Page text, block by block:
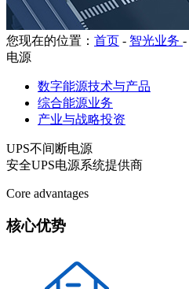
您现在的位置： 首页 - 智光业务 -
电源
数字能源技术与产品
综合能源业务
产业与战略投资
UPS不间断电源
安全UPS电源系统提供商
Core advantages
核心优势